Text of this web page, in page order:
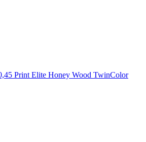
Print Elite Honey Wood TwinColor